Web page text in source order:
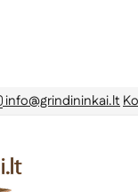
info@grindininkai.lt